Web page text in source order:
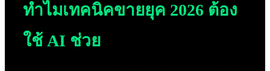
ทำไมเทคนิคขายยุค 2026 ต้อง
ใช้ AI ช่วย